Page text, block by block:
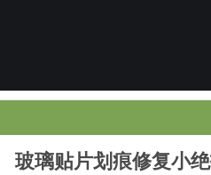
玻璃贴片划痕修复小